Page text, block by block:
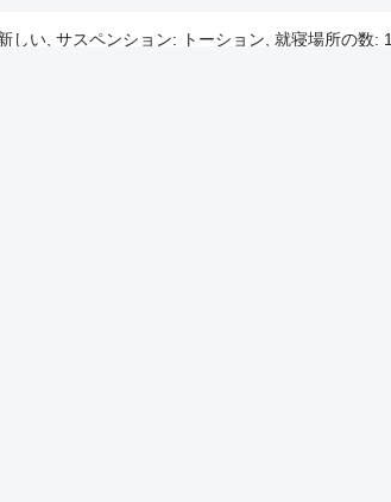
しい, サスペンション: トーション, 就寝場所の数: 1